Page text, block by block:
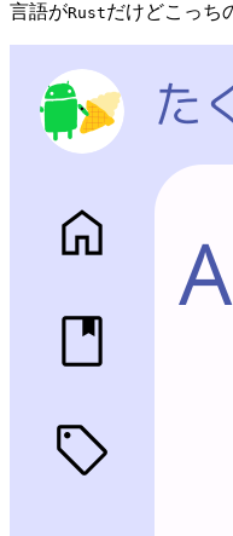
言語がRustだけどこっち